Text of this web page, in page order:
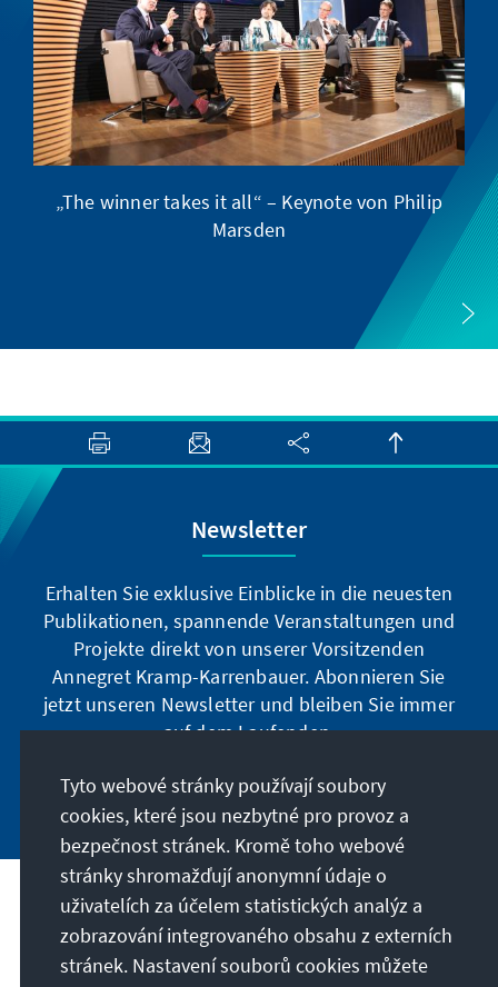
„The winner takes it all“ – Keynote von Philip
Marsden
Newsletter
Erhalten Sie exklusive Einblicke in die neuesten
Publikationen, spannende Veranstaltungen und
Projekte direkt von unserer Vorsitzenden
Annegret Kramp-Karrenbauer. Abonnieren Sie
jetzt unseren Newsletter und bleiben Sie immer
auf dem Laufenden.
Jetzt abonnieren
Naše poslání
Kontakt
Tyto webové stránky používají soubory
cookies, které jsou nezbytné pro provoz a
bezpečnost stránek. Kromě toho webové
stránky shromažďují anonymní údaje o
uživatelích za účelem statistických analýz a
zobrazování integrovaného obsahu z externích
stránek. Nastavení souborů cookies můžete